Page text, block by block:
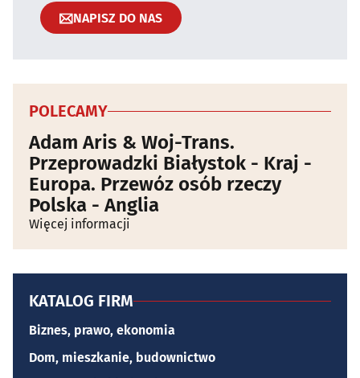
NAPISZ DO NAS
POLECAMY
Adam Aris & Woj-Trans.
Przeprowadzki Białystok - Kraj -
Europa. Przewóz osób rzeczy
Polska - Anglia
Więcej informacji
KATALOG FIRM
Biznes, prawo, ekonomia
Dom, mieszkanie, budownictwo